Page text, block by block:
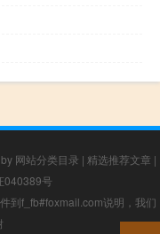
网站分类目录 | 精选推荐文章 |
040389号
到f_fb#foxmail.com说明，我们